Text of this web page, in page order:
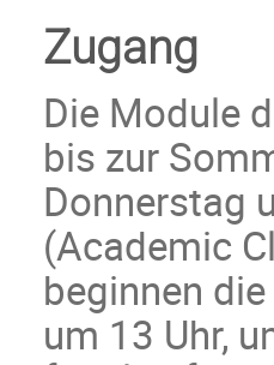
Zugang
Die Module
bis zur
Donnerstag
(Academic
beginnen
um 13 Uhr,